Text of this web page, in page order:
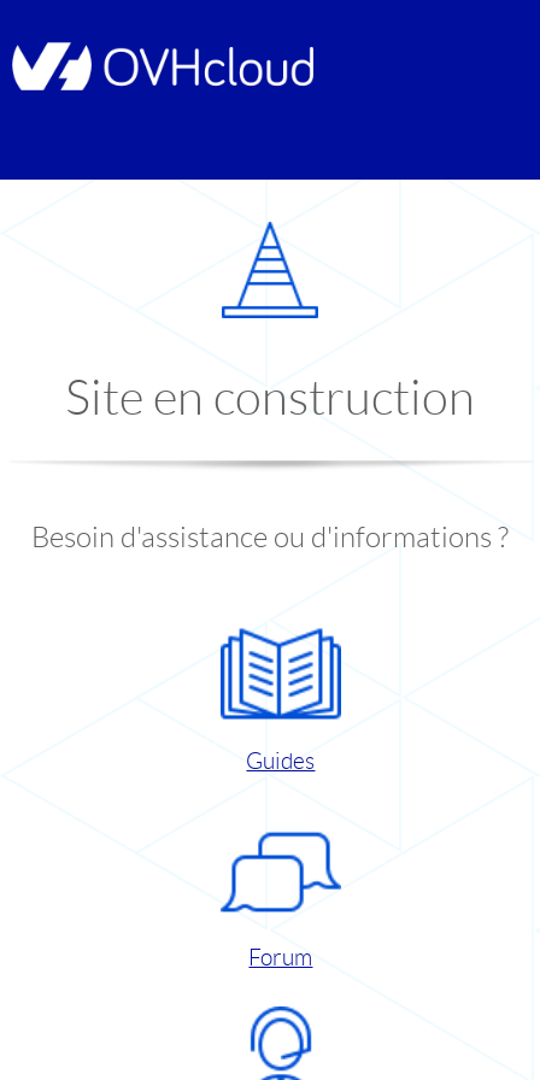
Site en construction
Besoin d'assistance ou d'informations ?
Guides
Forum